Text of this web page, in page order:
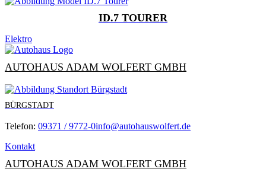
ID.7 TOURER
Elektro
AUTOHAUS ADAM WOLFERT GMBH
BÜRGSTADT
Telefon: 09371 / 9772-0info@autohauswolfert.de
Kontakt
AUTOHAUS ADAM WOLFERT GMBH